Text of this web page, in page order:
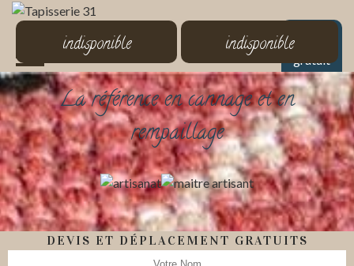
Devis
gratuit
indisponible indisponible
La référence en cannage et en
rempaillage
DEVIS ET DÉPLACEMENT GRATUITS